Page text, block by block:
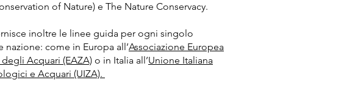
of Nature) e The Nature Conservacy.
inoltre le linee guida per ogni singolo
nazione: come in Europa all’Associazione Europea
Acquari (EAZA) o in Italia all’Unione Italiana
e Acquari (UIZA).